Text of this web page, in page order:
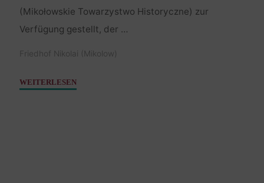
(Mikołowskie Towarzystwo Historyczne) zur
Verfügung gestellt, der …
Friedhof Nikolai (Mikolow)
WEITERLESEN"Rebekka,